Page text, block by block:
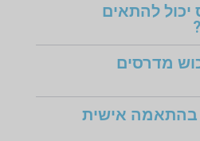
להתאים
מדרסים
בהתאמה אישית